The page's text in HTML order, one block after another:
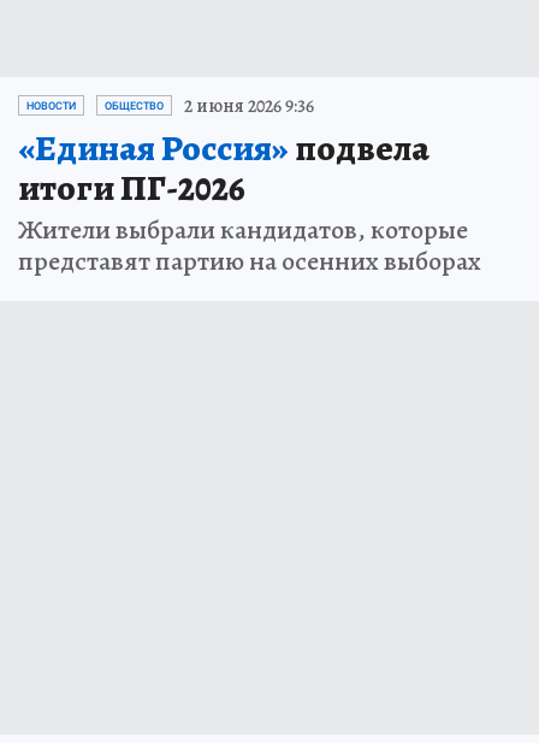
НОВОСТИ ОБЩЕСТВО 2 июня 2026 9:36
«Единая Россия»подвела
итоги ПГ-2026
Жители выбрали кандидатов, которые
представят партию на осенних выборах